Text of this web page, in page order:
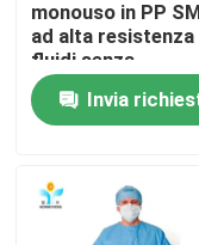
Contattici
Richieda una
Usura protettiva
monouso in PP
ad alta resistenza
fluidi senza
copriscarpe
Invia